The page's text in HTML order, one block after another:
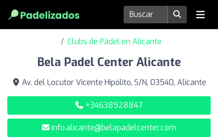
Clubs de Pádel en Alicante
Bela Padel Center Alicante
Av. del Locutor Vicente Hipólito, S/N, 03540, Alicante
+34638928847
info.alicante@belapadelcenter.com